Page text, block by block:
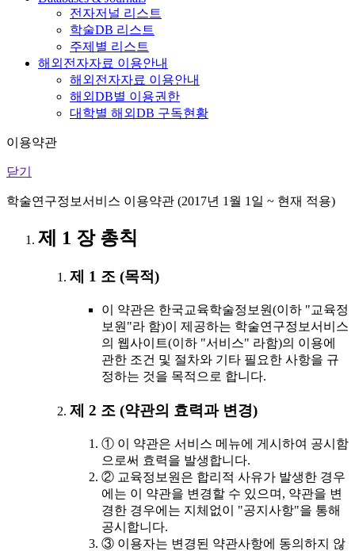
전자저널 리스트
학술DB 리스트
주제별 리스트
해외전자자료 이용안내
해외전자자료 이용안내
해외DB별 이용권한
대학별 해외DB 구독현황
이용약관
닫기
학술연구정보서비스 이용약관 (2017년 1월 1일 ~ 현재 적용)
제 1 장 총칙
제 1 조 (목적)
이 약관은 한국교육학술정보원(이하 "교육정
보원"라 함)이 제공하는 학술연구정보서비스
의 웹사이트(이하 "서비스" 라함)의 이용에
관한 조건 및 절차와 기타 필요한 사항을 규
정하는 것을 목적으로 합니다.
제 2 조 (약관의 효력과 변경)
① 이 약관은 서비스 메뉴에 게시하여 공시함
으로써 효력을 발생합니다.
② 교육정보원은 합리적 사유가 발생한 경우
에는 이 약관을 변경할 수 있으며, 약관을 변
경한 경우에는 지체없이 "공지사항"을 통해
공시합니다.
③ 이용자는 변경된 약관사항에 동의하지 않